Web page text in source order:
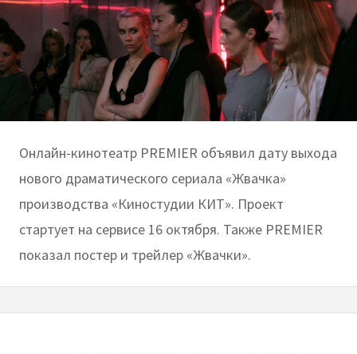
Онлайн-кинотеатр PREMIER объявил дату выхода
нового драматического сериала «Жвачка»
производства «Киностудии КИТ». Проект
стартует на сервисе 16 октября. Также PREMIER
показал постер и трейлер «Жвачки».